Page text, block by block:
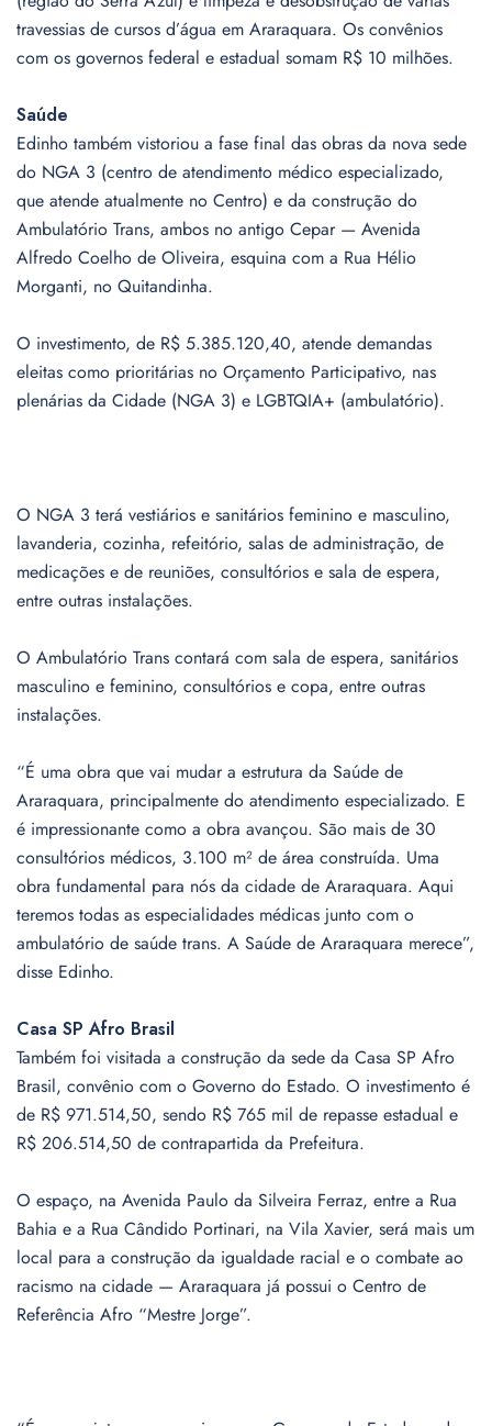
travessias de cursos d’água em Araraquara. Os convênios
com os governos federal e estadual somam R$ 10 milhões.
Saúde
Edinho também vistoriou a fase final das obras da nova sede
do NGA 3 (centro de atendimento médico especializado,
que atende atualmente no Centro) e da construção do
Ambulatório Trans, ambos no antigo Cepar — Avenida
Alfredo Coelho de Oliveira, esquina com a Rua Hélio
Morganti, no Quitandinha.
O investimento, de R$ 5.385.120,40, atende demandas
eleitas como prioritárias no Orçamento Participativo, nas
plenárias da Cidade (NGA 3) e LGBTQIA+ (ambulatório).
O NGA 3 terá vestiários e sanitários feminino e masculino,
lavanderia, cozinha, refeitório, salas de administração, de
medicações e de reuniões, consultórios e sala de espera,
entre outras instalações.
O Ambulatório Trans contará com sala de espera, sanitários
masculino e feminino, consultórios e copa, entre outras
instalações.
“É uma obra que vai mudar a estrutura da Saúde de
Araraquara, principalmente do atendimento especializado. E
é impressionante como a obra avançou. São mais de 30
consultórios médicos, 3.100 m² de área construída. Uma
obra fundamental para nós da cidade de Araraquara. Aqui
teremos todas as especialidades médicas junto com o
ambulatório de saúde trans. A Saúde de Araraquara merece”,
disse Edinho.
Casa SP Afro Brasil
Também foi visitada a construção da sede da Casa SP Afro
Brasil, convênio com o Governo do Estado. O investimento é
de R$ 971.514,50, sendo R$ 765 mil de repasse estadual e
R$ 206.514,50 de contrapartida da Prefeitura.
O espaço, na Avenida Paulo da Silveira Ferraz, entre a Rua
Bahia e a Rua Cândido Portinari, na Vila Xavier, será mais um
local para a construção da igualdade racial e o combate ao
racismo na cidade — Araraquara já possui o Centro de
Referência Afro “Mestre Jorge”.